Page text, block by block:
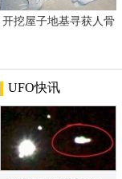
开挖屋子地基寻获人骨
UFO快讯